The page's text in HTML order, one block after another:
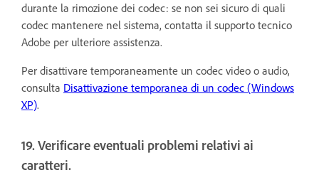
durante la rimozione dei codec: se non sei sicuro di quali
codec mantenere nel sistema, contatta il supporto tecnico
Adobe per ulteriore assistenza.
Per disattivare temporaneamente un codec video o audio,
consulta Disattivazione temporanea di un codec (Windows
XP).
19. Verificare eventuali problemi relativi ai
caratteri.